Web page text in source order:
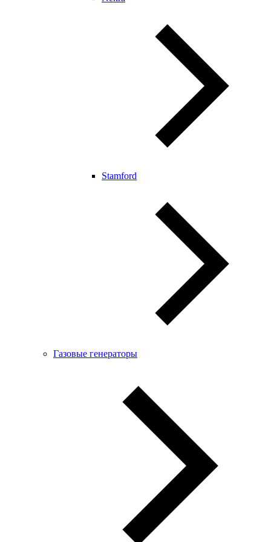
Stamford
Газовые генераторы